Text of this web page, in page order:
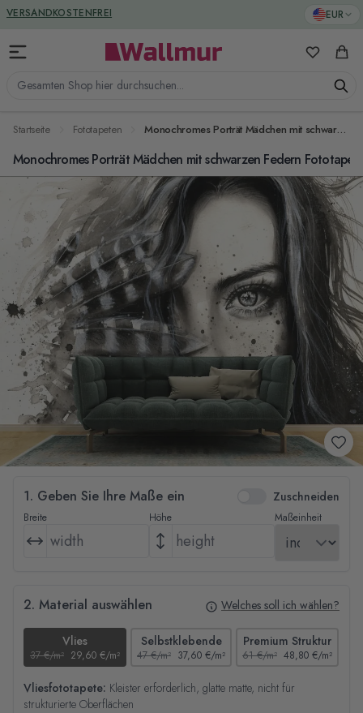
Zum Inhalt springen EUR
Gesamten Shop hier durchsuchen...
Meine
VERSANDKOSTENFREI
GREENGUARD ZERTIFIZIERT
Startseite Fototapeten Monochromes Porträt Mädchen mit schwarzen Federn Fototapete
Monochromes Porträt Mädchen mit schwarzen Federn
1. Geben Sie Ihre Maße ein Zuschneiden
Breite Höhe Maßeinheit
2. Material auswählen Welches soll ich wählen?
Vlies
37 €/m² 29,60 €/m²
Selbstklebende
47 €/m² 37,60 €/m²
Premium Struktur
61 €/m² 48,80 €/m²
Vliesfototapete: Kleister erforderlich, glatte matte, nicht für
strukturierte Oberflächen